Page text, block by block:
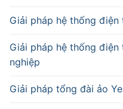
Giải pháp hệ thống điện
Giải pháp hệ thống
nghiệp
Giải pháp tổng đài ảo